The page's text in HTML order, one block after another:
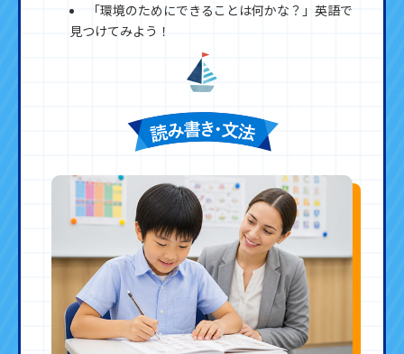
「環境のためにできることは何かな？」英語で
見つけてみよう！​